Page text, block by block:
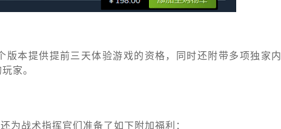
本提供提前三天体验游戏的资格，同时还附带多项独家内
家。
为战术指挥官们准备了如下附加福利：